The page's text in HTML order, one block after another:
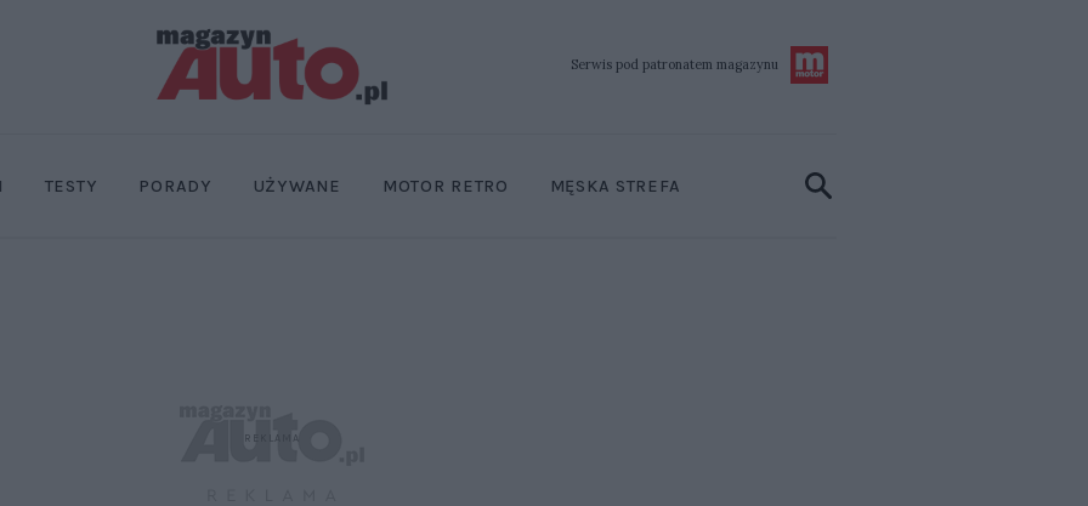
Serwis pod patronatem magazynu
MOTOR RETRO
TESTY PORADY UŻYWANE MĘSKA STREFA